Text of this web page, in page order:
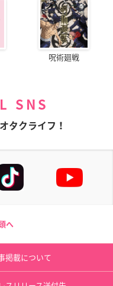
呪術廻戦
SNS
タクライフ！
へ
掲載について